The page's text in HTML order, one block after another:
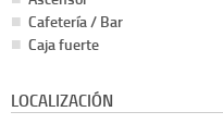
Cafetería / Bar
Caja fuerte
LOCALIZACIÓN